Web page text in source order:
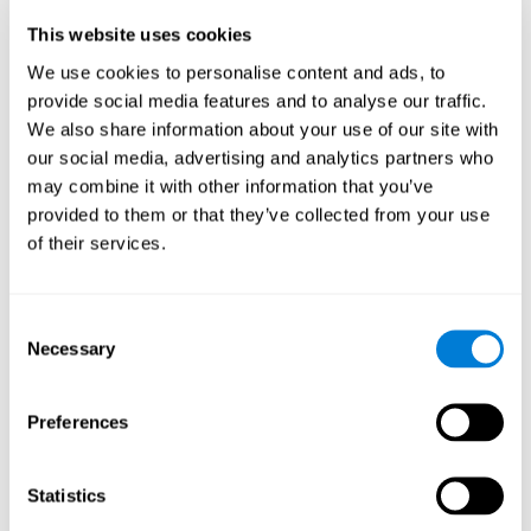
This website uses cookies
We use cookies to personalise content and ads, to
provide social media features and to analyse our traffic.
We also share information about your use of our site with
our social media, advertising and analytics partners who
may combine it with other information that you’ve
provided to them or that they’ve collected from your use
of their services.
Selection
Necessary
Preferences
Statistics
الاضطرابات أو الأمراض المتعلّقة
باللدونة المعرفيّة الناقصة أو الصلابة
العقليّة
نجد الصلابة المعرفيّة في اضطرابات كثيرة، لأن تتغيّر اللدونة الإداكيّة
مباشراً أو تتغيّر الأعمال التي تتعلّق بها اللدونة العقليّة.
هكذا، نجد الصلابة المعرفيّة أو اللدونة المعرفيّة المنخفضة في
وفرط النشاط، والاضطراب الوسواسي القهري، والفصام، ومرض
التوحد، واضطرابات التغذية (الخلفة والشراهة)، والإدمان، إلخ.
يشعر البالغون أحياناً بفساد لدونتهم العقلية
في التغييرات الوظيفيّة والبدنيّة التي تضرّ سرعة المعالجة للدماغ وأداءه
المعرفيّ. تظهر الدرسات أنّ الدريب الإدراكيّ يؤثّر في
واللدونة المعرفيّة. نعطيك في كوجنيفيت نشاطات مختلفة تحسّن
لدونتك المعرفيّة.